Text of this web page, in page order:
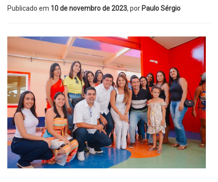
Publicado em 10 de novembro de 2023, por Paulo Sérgio